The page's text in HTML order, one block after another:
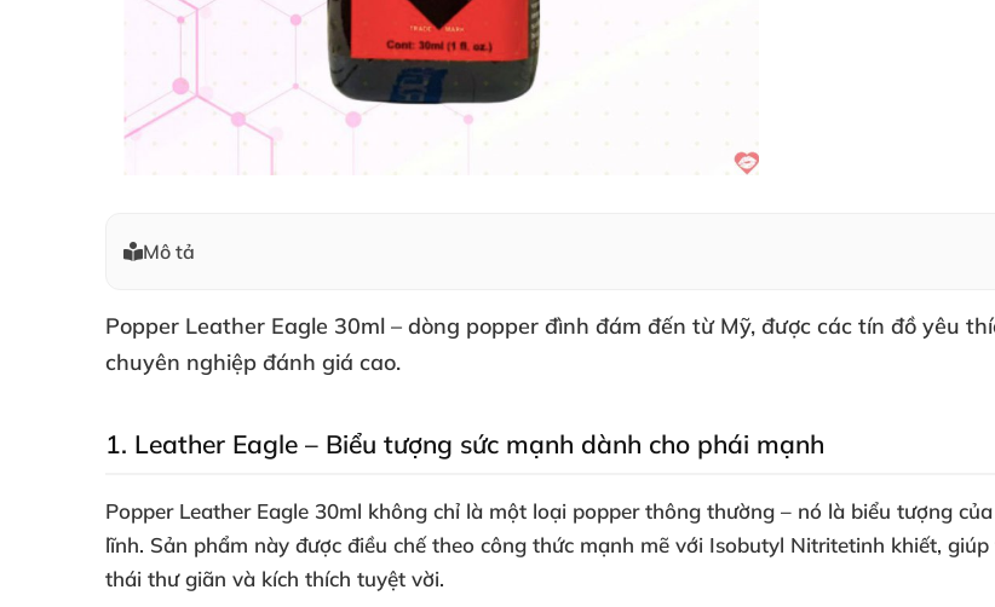
Mô tả
Popper Leather Eagle 30ml – dòng popper đình đám đến từ Mỹ, được các tín đồ yêu
chuyên nghiệp đánh giá cao.
1. Leather Eagle – Biểu tượng sức mạnh dành cho phái mạnh
Popper Leather Eagle 30ml không chỉ là một loại popper thông thường – nó là biểu tượng
lĩnh. Sản phẩm này được điều chế theo công thức mạnh mẽ với Isobutyl Nitritetinh khiết,
thái thư giãn và kích thích tuyệt vời.